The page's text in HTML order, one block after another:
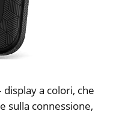
a colori, che
sulla connessione,